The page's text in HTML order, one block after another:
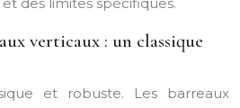
verticaux : un classique
et robuste. Les barreaux